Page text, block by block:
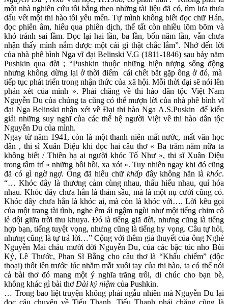
một nhà nghiên cứu tôi bằng theo những tài liệu đã có, tìm lưa thưa
dấu vết một thi hào tôi yêu mến. Tự mình không biết đọc chữ Hán,
đọc phiên âm, hiểu qua phiên dịch, thế tất còn nhiều lõm bõm và
khó tránh sai lầm. Đọc lại hai lần, ba lần, bốn năm lần, vẫn chưa
nhận thấy mình nắm được một cái gì thật chắc lắm”. Nhớ đến lời
của nhà phê bình Nga vĩ đại Belinski V.G (1811-1846) sau bảy năm
Pushkin qua đời ; “Pushkin thuộc những hiện tượng sống động
nhưng không dừng lại ở thời điểm cái chết bắt gặp ông ở đó, mà
tiếp tục phát triển trong nhận thức của xã hội. Mỗi thời đại sẽ nói lên
phán xét của mình ». Phải chăng về thi hào dân tộc Việt Nam
Nguyễn Du của chúng ta cũng có thể mượn lời của nhà phê bình vĩ
đại Nga Belinski nhận xét về Đại thi hào Nga A.S.Puskin để kiến
giải những suy nghĩ của các thế hệ người Việt về thi hào dân tộc
Nguyễn Du của mình.
Ngay từ năm 1941, còn là một thanh niên mất nước, mất văn học
dân , thi sĩ Xuân Diệu khi đọc hai câu thơ « Ba trăm năm nữa ta
không biết / Thiên hạ ai người khóc Tố Như », thi sĩ Xuân Diệu
trong tâm trí « những bồi hồi, xa xót ». Tuy nhiên ngay khi đó cũng
đã có gì ngờ ngợ. Ông đã hiểu chữ khấpđây không hẳn làkhóc.
“… Khóc đây là thương cảm cùng nhau, thấu hiểu nhau, quí hóa
nhau. Khóc đây chưa hẳn là thảm sầu, mà là một nụ cười cũng có.
Khóc đây chưa hẳn là khóc ai, mà còn là khóc với…. Lời kêu gọi
của một trang tài tình, nghe êm ái ngậm ngùi như một tiếng chim cô
lẻ dội giữa trời thu khuya. Đó là tiếng giã đời, nhưng cũng là tiếng
hợp bạn, tiếng tuyệt vọng, nhưng cũng là tiếng hy vọng. Câu tự hỏi,
nhưng cũng là tự trả lời…” Cộng với thêm giả thuyết của ông Nghè
Nguyễn Mai cháu mười đời Nguyễn Du, của các bậc túc nho Bùi
Kỷ, Lê Thước, Phan Sĩ Bằng cho câu thơ là “Khẩu chiếm” (độc
thoại) thốt lên trước lúc nhắm mắt xuôi tay của thi hào, ta có thể nói
cả bài thơ đó mang một ý nghĩa trăng trối, di chúc cho bạn bè,
không khác gì bài thơĐài kỷ niệm của Pushkin.
… Trong bao liệt truyện không phải ngẫu nhiên mà Nguyễn Du lại
đọc câu chuyện về Tiểu Thanh. Tiểu Thanh phải chăng cũng là